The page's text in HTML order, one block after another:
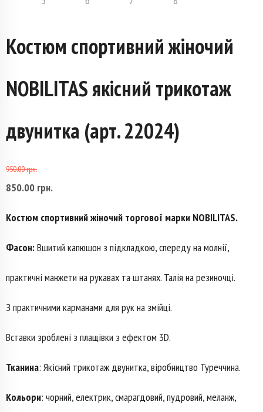
Костюм спортивний жіночий
NOBILITAS якісний трикотаж
двунитка (арт. 22024)
950.00грн.
Первоначальная
цена
850.00 грн.Текущая
Костюм спортивнийжіночий торгової марки NOBILITAS.
Фасон:Вшитий капюшон з підкладкою, спереду на молнії,
практичні манжети на рукавах та штанях. Талія на резиночці.
З практичними карманами для рук на змійці.
Вставки зроблені з плащівки з ефектом 3D.
Тканина: Якісний трикотаж двунитка, віробництво Туреччина.
Кольори: чорний, електрик, смарагдовий, пудровий, меланж,